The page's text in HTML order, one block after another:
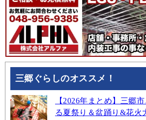
三郷ぐらしのオススメ！
【2026年まとめ】三郷
る夏祭り＆盆踊り&花火